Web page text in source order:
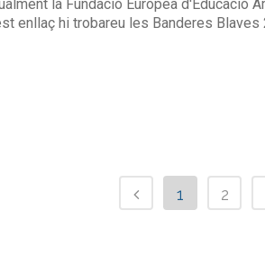
la Fundació Europea
enllaç hi trobareu les Banderes Blaves
1 2